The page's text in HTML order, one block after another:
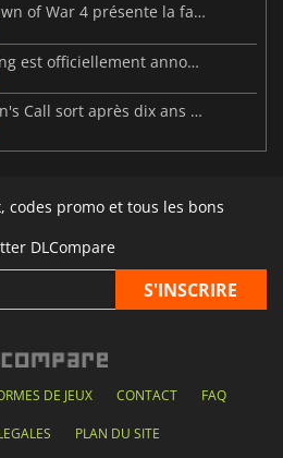
Warhammer 40 000 : Dawn of War 4 présente la faction des Nécrons
Le DLC Nioh 3 : Hell Rising est officiellement annoncé
Forsaken Realms : Vahrin's Call sort après dix ans de développement
codes promo et tous les bons
DLCompare
DE JEUX CONTACT FAQ
PLAN DU SITE